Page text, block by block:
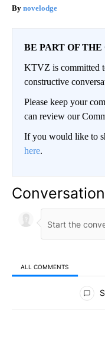
novelodge
BE PART OF
KTVZ is committed
constructive
Please keep your
can review our
If you would like to
here.
Conversation
ALL COMMENTS
All Comments